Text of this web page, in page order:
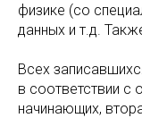
физике (со
данных и т.д.
Всех
в соответствии с
начинающих,